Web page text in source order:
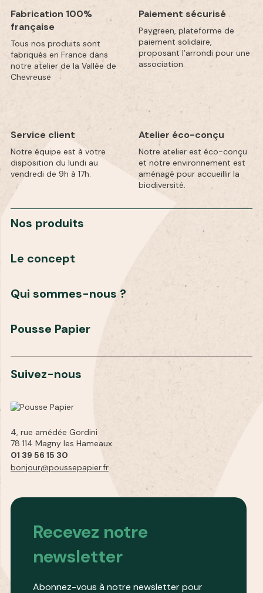
Fabrication 100%
française
Tous nos produits sont
fabriqués en France dans
notre atelier de la Vallée de
Chevreuse
Paiement sécurisé
Paygreen, plateforme de
paiement solidaire,
proposant l’arrondi pour une
association.
Service client
Notre équipe est à votre
disposition du lundi au
vendredi de 9h à 17h.
Atelier éco-conçu
Notre atelier est éco-conçu
et notre environnement est
aménagé pour accueillir la
biodiversité.
4, rue amédée Gordini
78 114 Magny les Hameaux
01 39 56 15 30
bonjour@poussepapier.fr
Recevez notre
newsletter
Abonnez-vous à notre newsletter pour
Nos produits
Le concept
Qui sommes-nous ?
Pousse Papier
Suivez-nous